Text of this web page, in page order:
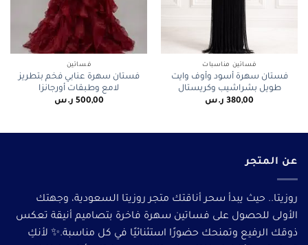
فساتين مناسبات
فستان سهرة أسود وأوف وايت
طويل بشراشيب وكريستال
380,00 ر.س
فساتين
فستان سهرة عنابي فخم بتطريز
لامع وطبقات أورجانزا
500,00 ر.س
عن المتجر
روزيتا.. حيث يبدأ سحر أناقتك متجر روزيتا السعودية، وجهتك
الأولى للحصول على فساتين سهرة فاخرة بتصاميم أنيقة تعكس
ذوقك الرفيع وتمنحك حضورًا استثنائيًا في كل مناسبة.✨ لأنكِ